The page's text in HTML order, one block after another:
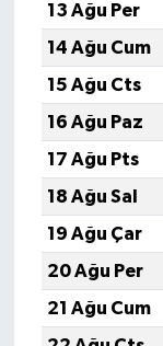
13 Ağu Per
14 Ağu Cum
15 Ağu Cts
16 Ağu Paz
17 Ağu Pts
18 Ağu Sal
19 Ağu Çar
20 Ağu Per
21 Ağu Cum